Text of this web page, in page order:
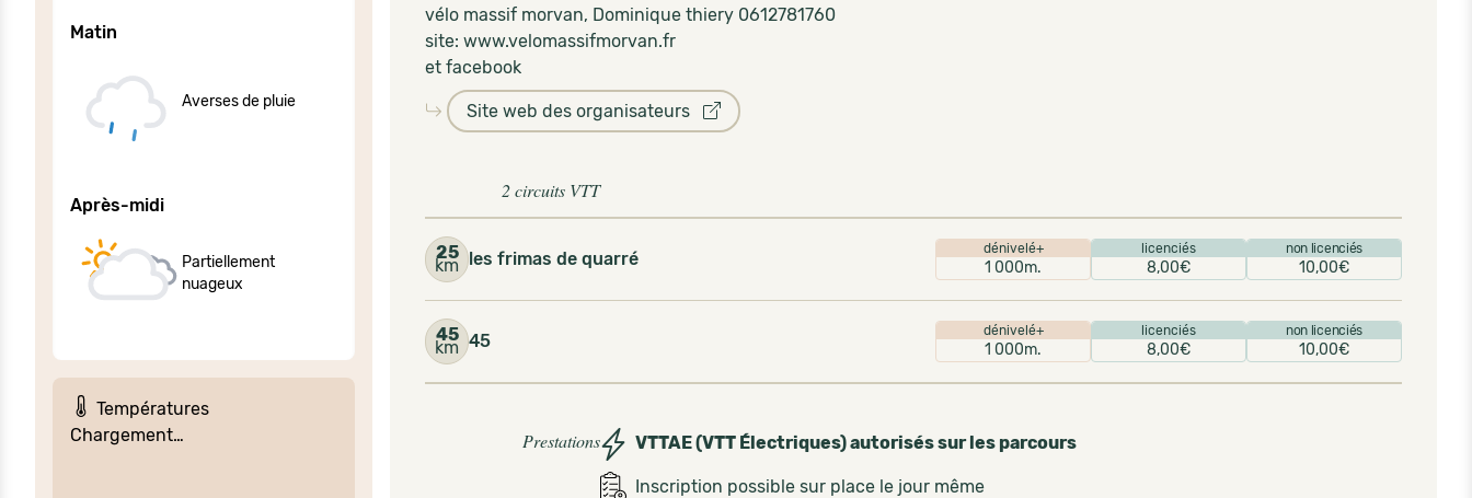
Matin
Averses de pluie
Après-midi
Partiellement
nuageux
Températures
Chargement…
vélo massif morvan, Dominique thiery 0612781760
site: www.velomassifmorvan.fr
et facebook
Site web des organisateurs
2 circuits VTT
25
km les frimas de quarré dénivelé+
1 000m.
licenciés
8,00€
non licenciés
10,00€
45
km 45 dénivelé+
1 000m.
licenciés
8,00€
non licenciés
10,00€
Prestations VTTAE (VTT Électriques) autorisés sur les parcours
Inscription possible sur place le jour même